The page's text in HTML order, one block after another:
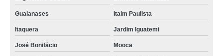
Guaianases Itaim Paulista
Itaquera Jardim Iguatemi
José Bonifácio Mooca